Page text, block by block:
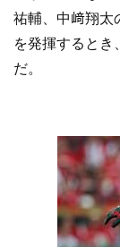
祐輔、中﨑翔太
を発揮するとき
だ。